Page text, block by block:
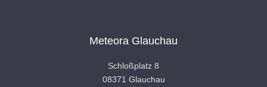
Meteora Glauchau
Schloßplatz 8
08371 Glauchau